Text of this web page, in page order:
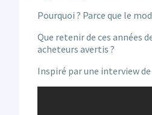
Pourquoi ? Parce que le
Que retenir de ces années
acheteurs avertis ?
Inspiré par une interview